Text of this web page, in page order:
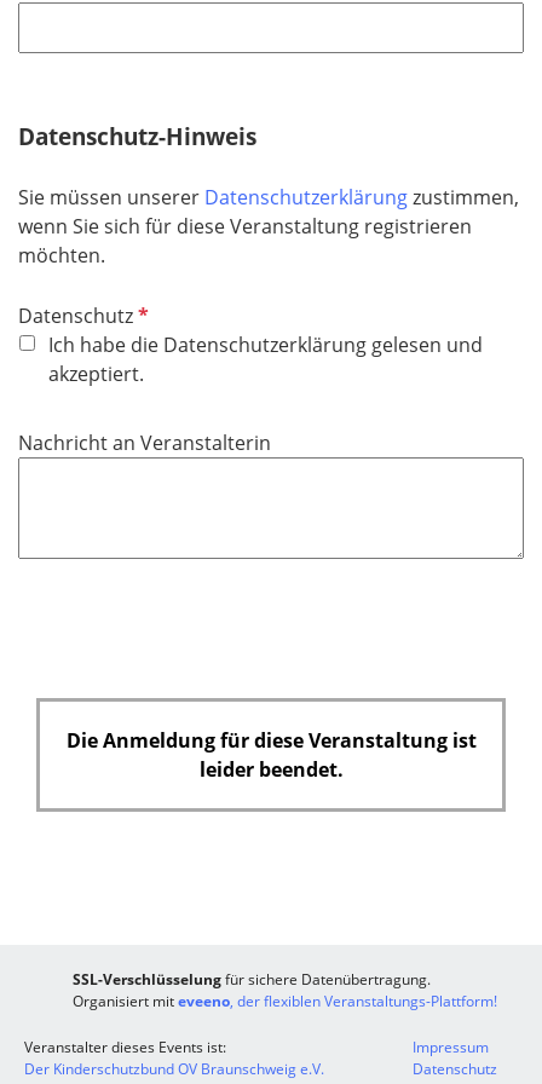
d
l
h
f
e
l
Datenschutz-Hinweis
Sie müssen unserer Datenschutzerklärungzustimmen,
wenn Sie sich für diese Veranstaltung registrieren
möchten.
DatenschutzP
f
l
c
h
Ich habe die Datenschutzerklärung gelesen und
akzeptiert.
Nachricht an Veranstalterin
Die Anmeldung für diese Veranstaltung ist
leider beendet.
SSL-Verschlüsselungfür sichere Datenübertragung.
Organisiert miteveeno, der flexiblen Veranstaltungs-Plattform!
Veranstalter dieses Events ist:
Der Kinderschutzbund OV Braunschweig e.V.
Impressum
Datenschutz